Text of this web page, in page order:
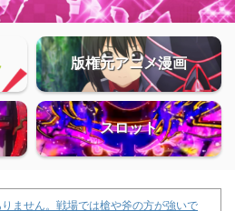
版権元アニメ漫画
スロット
ません。戦場では槍や斧の方が強いで